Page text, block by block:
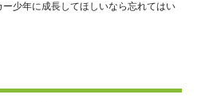
少年に成長してほしいなら忘れてはい